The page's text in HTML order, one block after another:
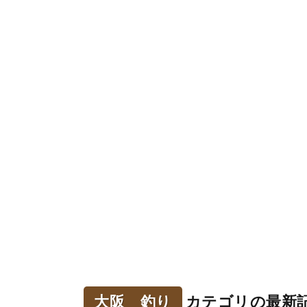
大阪 釣り カテゴリの最新